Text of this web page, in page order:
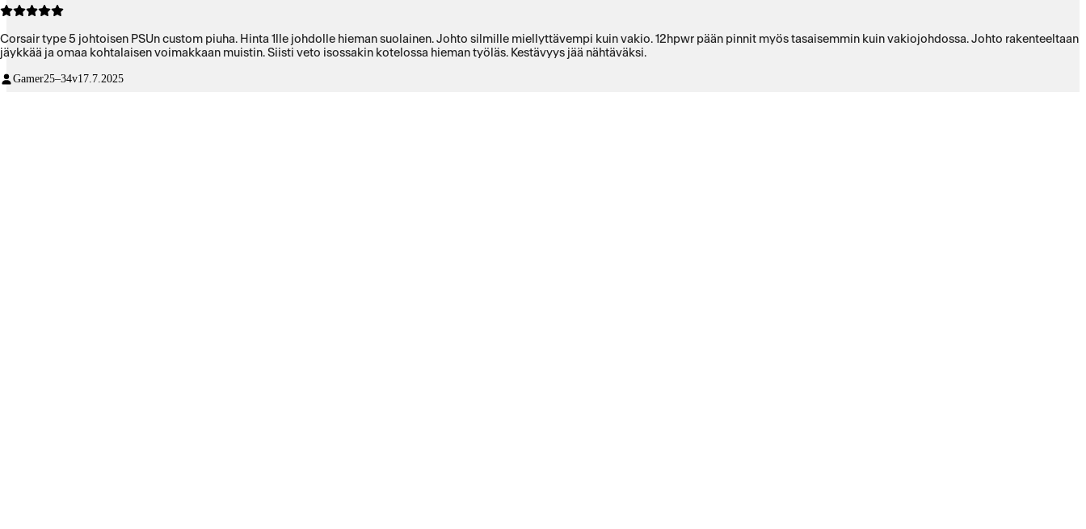
Corsair type 5 johtoisen PSUn custom piuha. Hinta 1lle johdolle hieman suolainen. Johto silmille miellyttävempi kuin vakio. 12hpwr pään pinnit myös tasaisemmin kuin vakiojohdossa. Johto rakenteeltaan
jäykkää ja omaa kohtalaisen voimakkaan muistin. Siisti veto isossakin kotelossa hieman työläs. Kestävyys jää nähtäväksi.
Gamer25–34v17.7.2025